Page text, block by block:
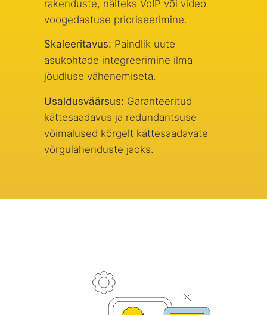
rakenduste, näiteks VoIP või video
voogedastuse prioriseerimine.
Skaleeritavus: Paindlik uute
asukohtade integreerimine ilma
jõudluse vähenemiseta.
Usaldusväärsus: Garanteeritud
kättesaadavus ja redundantsuse
võimalused kõrgelt kättesaadavate
võrgulahenduste jaoks.